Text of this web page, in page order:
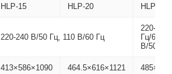
HLP-15 HLP-20 HLP-50
220-240 В/50 Гц, 110 В/60 Гц
220-240
Гц/60
В/50 Гц
413×586×1090 464.5×616×1121